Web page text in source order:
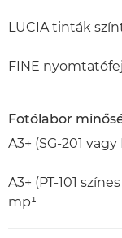
LUCIA tinták
FINE
Fotólabor
A3+ (SG-201
A3+ (PT-101
mp¹